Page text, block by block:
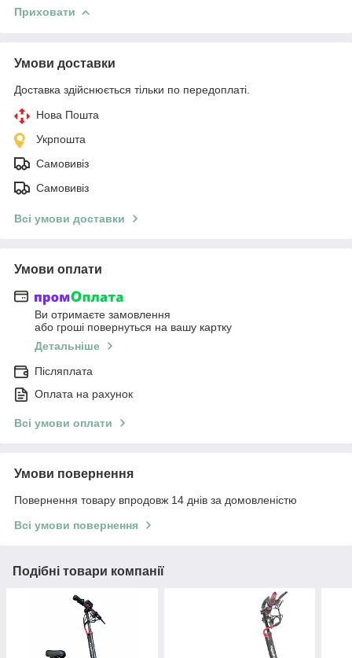
Приховати
Умови доставки
Доставка здійснюється тільки по передоплаті.
Нова Пошта
Укрпошта
Самовивіз
Самовивіз
Всі умови доставки
Умови оплати
Ви отримаєте замовлення
або гроші повернуться на вашу картку
Детальніше
Післяплата
Оплата на рахунок
Всі умови оплати
Умови повернення
Повернення товару впродовж 14 днів за домовленістю
Всі умови повернення
Подібні товари компанії